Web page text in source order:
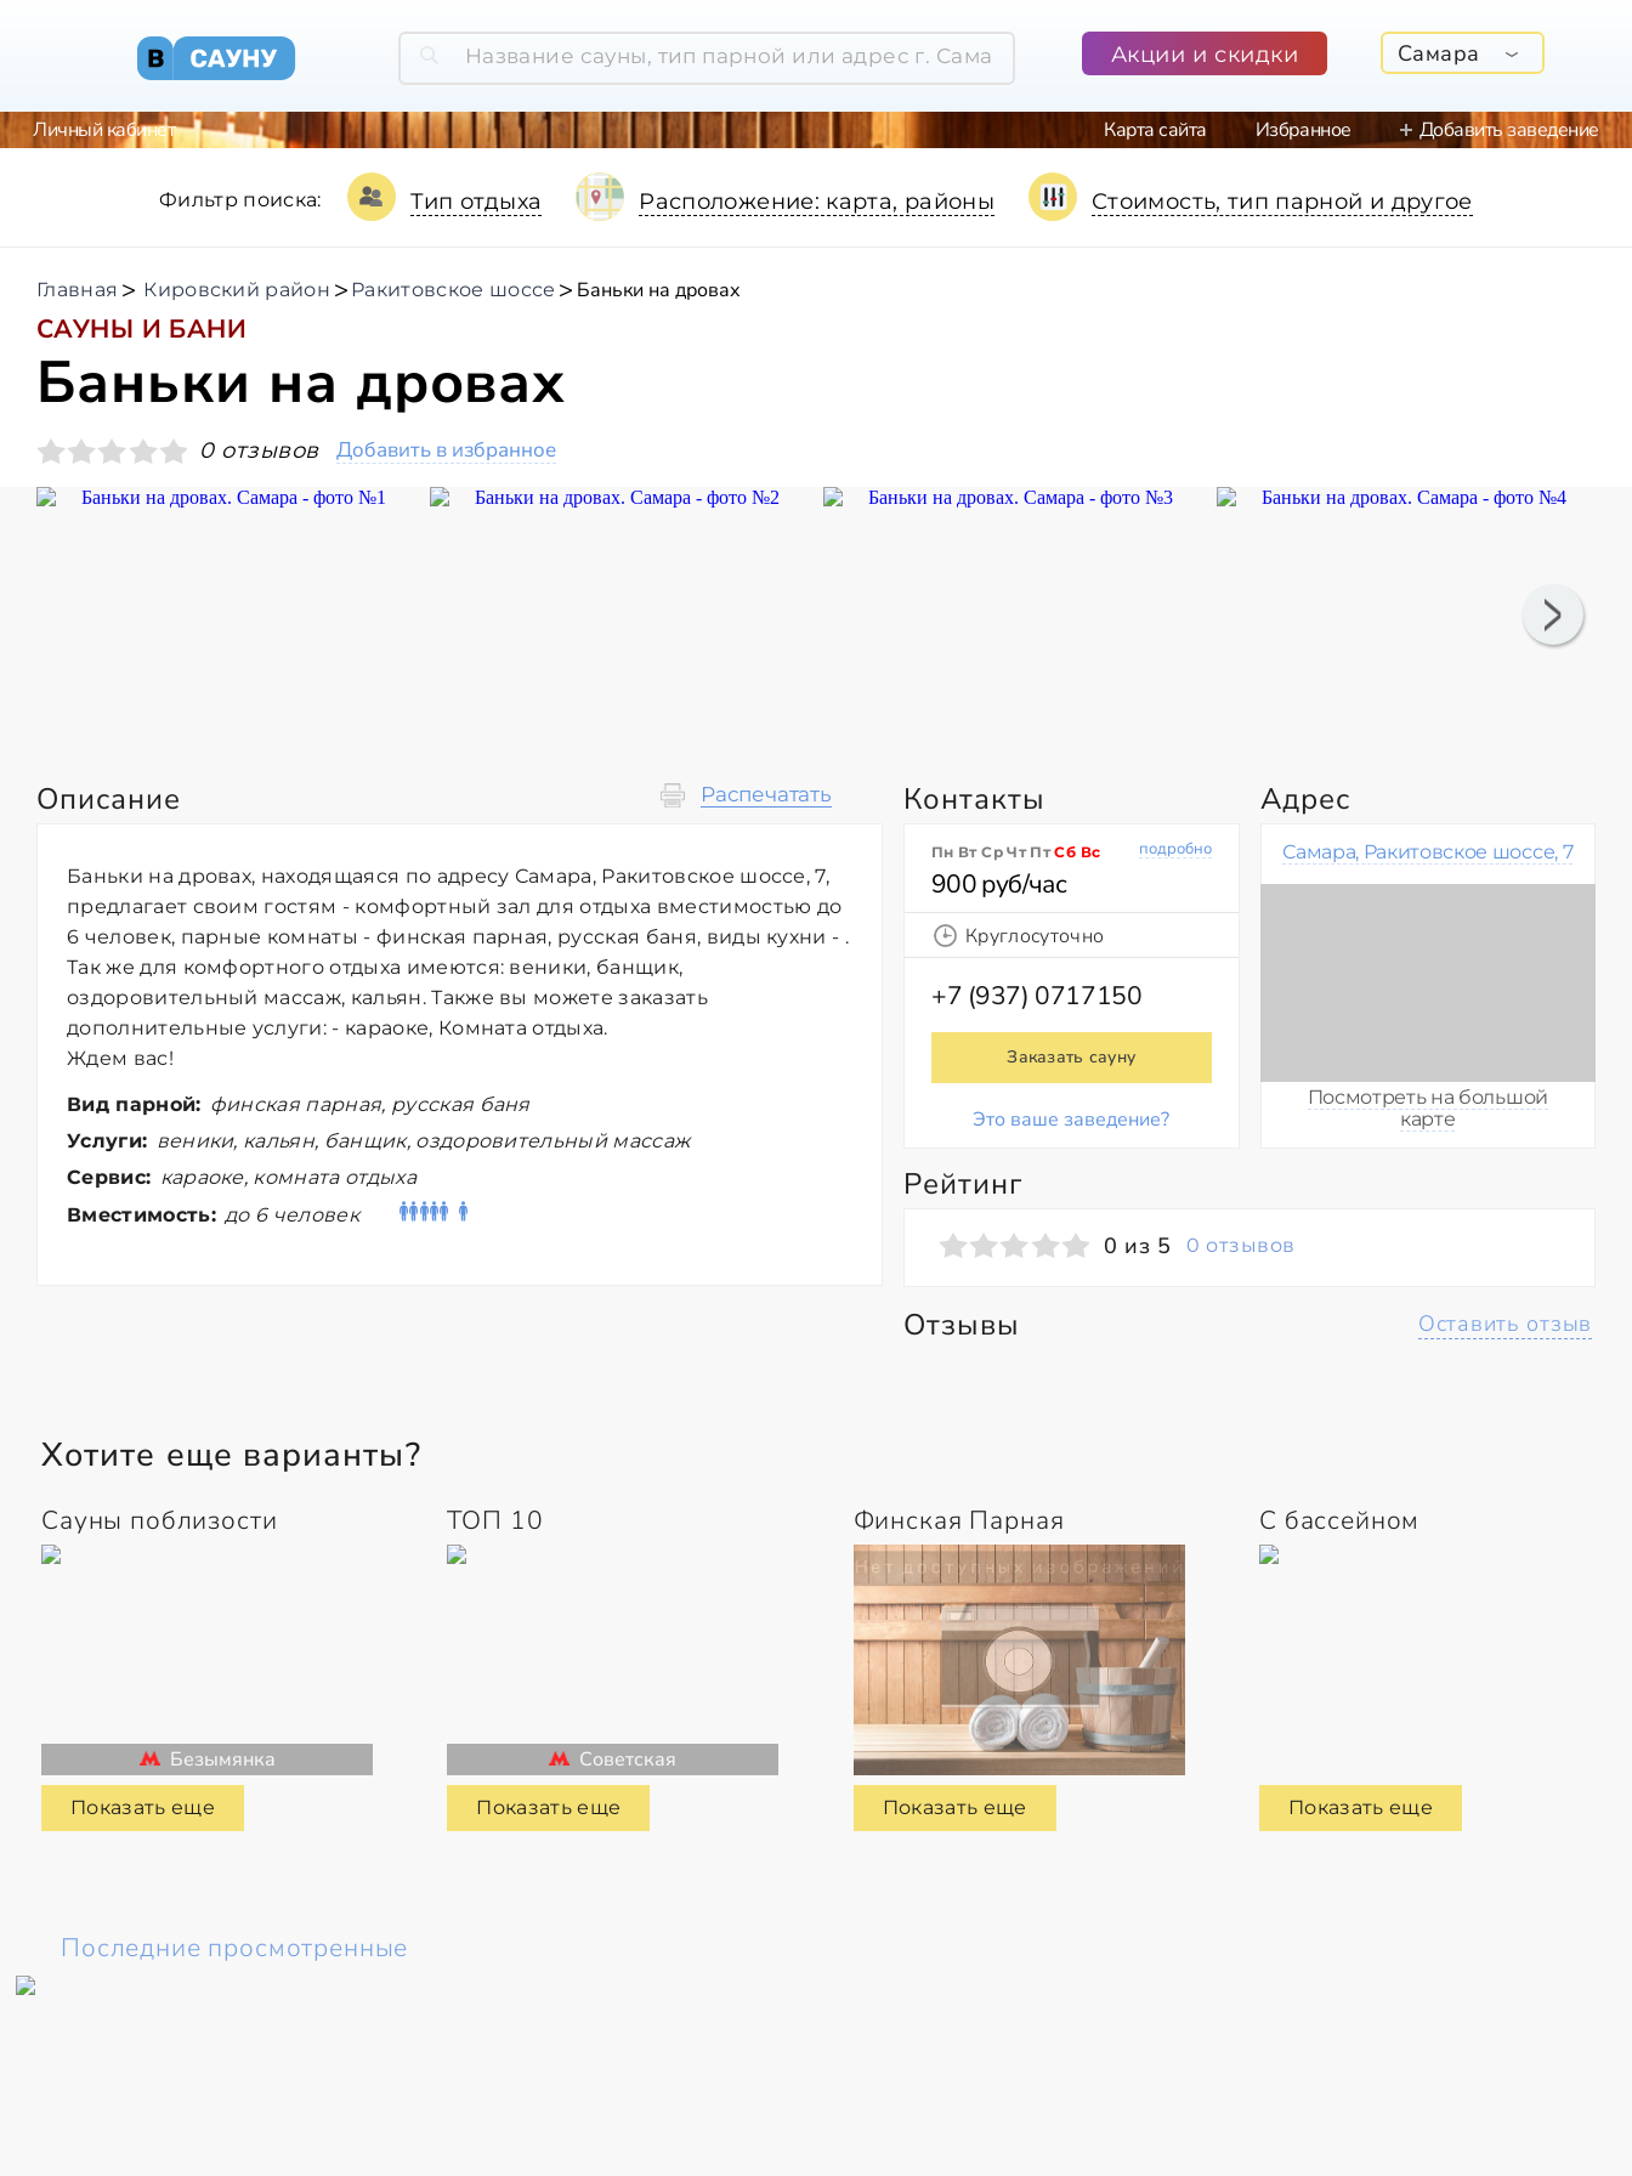
Акции и скидки Самара
Личный кабинет Карта сайта Избранное Добавить заведение
Фильтр поиска: Тип отдыха Расположение: карта, районы Стоимость, тип парной и другое
Главная Кировский район Ракитовское шоссе Баньки на дровах
САУНЫ И БАНИ
Баньки на дровах
0 отзывов Добавить в избранное
Описание Распечатать
Баньки на дровах, находящаяся по адресу Самара, Ракитовское шоссе, 7,
предлагает своим гостям - комфортный зал для отдыха вместимостью до
6 человек, парные комнаты - финская парная, русская баня, виды кухни - .
Так же для комфортного отдыха имеются: веники, банщик,
оздоровительный массаж, кальян. Также вы можете заказать
дополнительные услуги: - караоке, Комната отдыха.
Ждем вас!
Вид парной: финская парная, русская баня
Услуги: веники, кальян, банщик, оздоровительный массаж
Сервис: караоке, комната отдыха
Вместимость: до 6 человек
Контакты
подробно
Пн Вт Ср Чт ПтСб Вс
900 руб/час
Круглосуточно
+7 (937) 0717150
Заказать сауну
Это ваше заведение?
Адрес
Самара, Ракитовское шоссе, 7
Посмотреть на большой
карте
Рейтинг
0 из 5 0 отзывов
Отзывы Оставить отзыв
Хотите еще варианты?
Сауны поблизости
Безымянка
Показать еще
ТОП 10
Советская
Показать еще
Финская Парная
Показать еще
С бассейном
Показать еще
Последние просмотренные